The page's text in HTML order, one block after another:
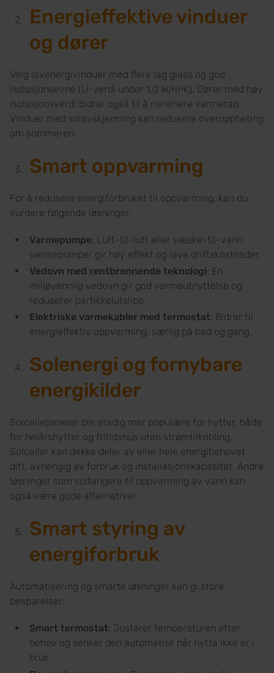
Energieffektive vinduer
og dører
Velg lavenergivinduer med flere lag glass og god
isolasjonsevne (U-verdi under 1,0 W/m²K). Dører med høy
isolasjonsverdi bidrar også til å minimere varmetap.
Vinduer med solavskjerming kan redusere overoppheting
om sommeren.
Smart oppvarming
For å redusere energiforbruket til oppvarming, kan du
vurdere følgende løsninger:
Varmepumpe: Luft-til-luft eller væske-til-vann
varmepumper gir høy effekt og lave driftskostnader.
Vedovn med rentbrennende teknologi: En
miljøvennlig vedovn gir god varmeutnyttelse og
reduserer partikkelutslipp.
Elektriske varmekabler med termostat: Bidrar til
energieffektiv oppvarming, særlig på bad og gang.
Solenergi og fornybare
energikilder
Solcellepaneler blir stadig mer populære for hytter, både
for helårshytter og fritidshus uten strømtilkobling.
Solceller kan dekke deler av eller hele energibehovet
ditt, avhengig av forbruk og installasjonskapasitet. Andre
løsninger som solfangere til oppvarming av vann kan
også være gode alternativer.
Smart styring av
energiforbruk
Automatisering og smarte løsninger kan gi store
besparelser:
Smart termostat: Justerer temperaturen etter
behov og senker den automatisk når hytta ikke er i
bruk.